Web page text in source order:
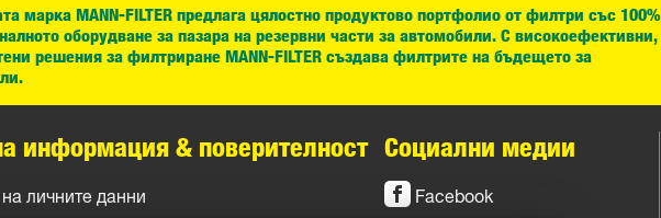
марка MANN-FILTER предлага цялостно продуктово портфолио от филтри със 100%
оборудване за пазара на резервни части за автомобили. С високоефективни,
решения за филтриране MANN-FILTER създава филтрите на бъдещето за
информация & поверителност
личните данни
Социални медии
Facebook